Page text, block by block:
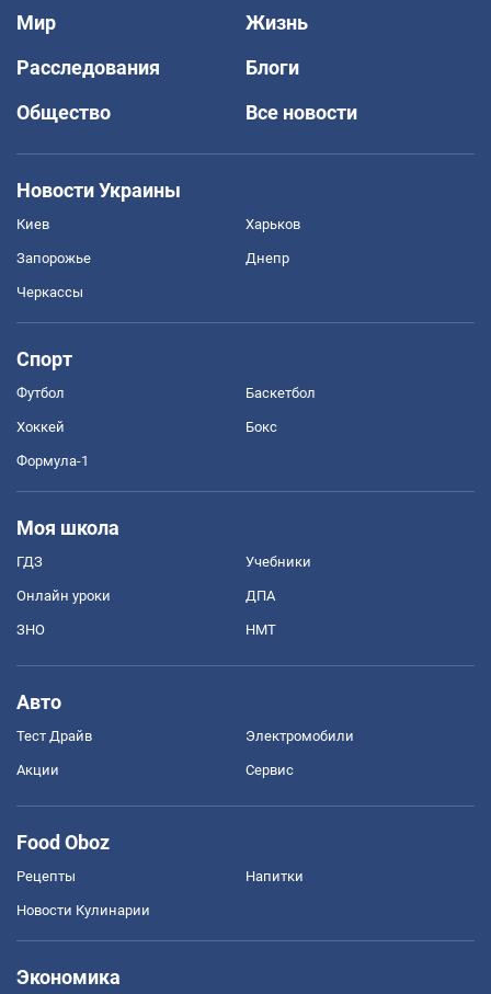
Мир
Жизнь
Расследования
Блоги
Общество
Все новости
Новости Украины
Киев Харьков
Запорожье Днепр
Черкассы
Спорт
Футбол Баскетбол
Хоккей Бокс
Формула-1
Моя школа
ГДЗ Учебники
Онлайн уроки ДПА
ЗНО НМТ
Авто
Тест Драйв Электромобили
Акции Сервис
Food Oboz
Рецепты Напитки
Новости Кулинарии
Экономика